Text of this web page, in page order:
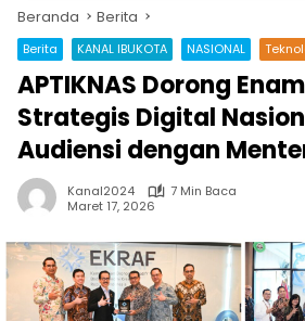
Beranda Berita
Berita KANAL IBUKOTA NASIONAL
APTIKNAS Dorong
Strategis Digital
Audiensi dengan
Kanal2024
7 Min Baca
Maret 17, 2026